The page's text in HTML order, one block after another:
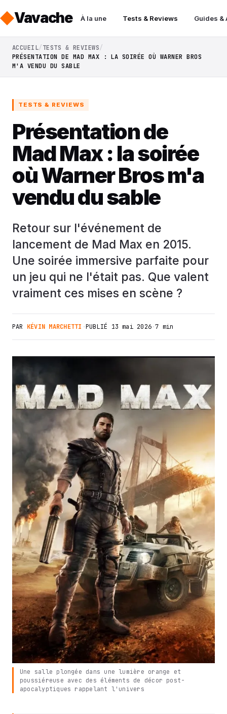
Vavache À la une Tests & Reviews Guides &
ACCUEIL TESTS & REVIEWS
PRÉSENTATION DE MAD MAX : LA SOIRÉE OÙ WARNER BROS
M'A VENDU DU SABLE
TESTS & REVIEWS
Présentation de
Mad Max : la soirée
où Warner Bros m'a
vendu du sable
Retour sur l'événement de
lancement de Mad Max en 2015.
Une soirée immersive parfaite pour
un jeu qui ne l'était pas. Que valent
vraiment ces mises en scène ?
PAR KÉVIN MARCHETTI ·PUBLIÉ 13 mai 2026·7 min
Une salle plongée dans une lumière orange et
poussiéreuse avec des éléments de décor post-
apocalyptiques rappelant l'univers